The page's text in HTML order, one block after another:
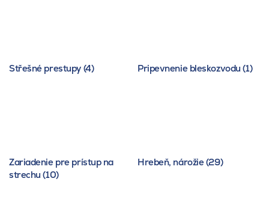
Střešné prestupy (4) Pripevnenie bleskozvodu (1)
Zariadenie pre prístup na
strechu (10)
Hrebeň, nárožie (29)